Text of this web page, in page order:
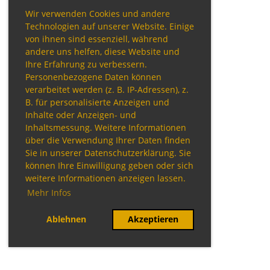
Wir verwenden Cookies und andere
Technologien auf unserer Website. Einige
von ihnen sind essenziell, während
andere uns helfen, diese Website und
Ihre Erfahrung zu verbessern.
Personenbezogene Daten können
verarbeitet werden (z. B. IP-Adressen), z.
B. für personalisierte Anzeigen und
Inhalte oder Anzeigen- und
Inhaltsmessung. Weitere Informationen
über die Verwendung Ihrer Daten finden
Sie in unserer Datenschutzerklärung. Sie
können Ihre Einwilligung geben oder sich
weitere Informationen anzeigen lassen.
Mehr Infos
Ablehnen Akzeptieren